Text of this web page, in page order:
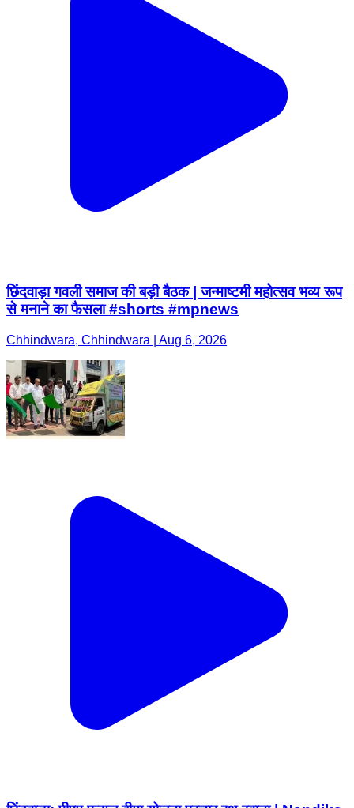
छिंदवाड़ा गवली समाज की बड़ी बैठक | जन्माष्टमी महोत्सव भव्य रूप
से मनाने का फैसला #shorts #mpnews
Chhindwara, Chhindwara | Aug 6, 2026